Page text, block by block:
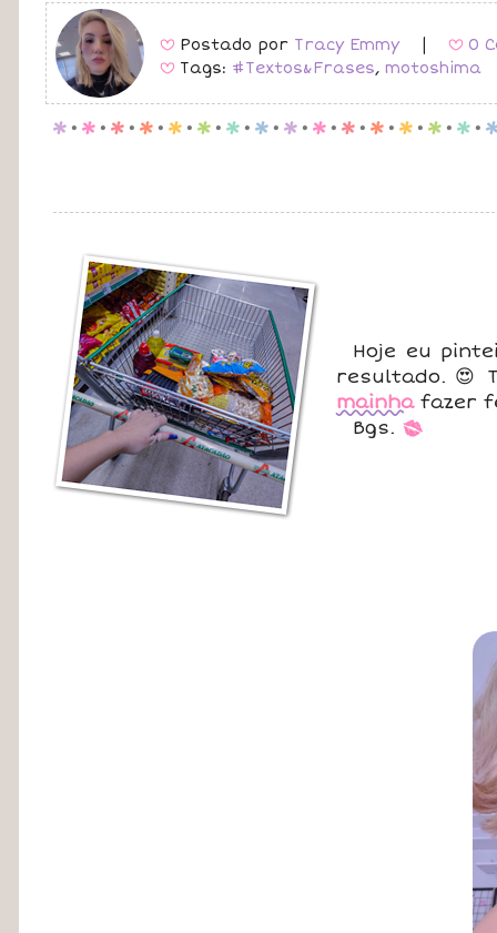
B Postado por Tracy Emmy B 0
B Tags: #Textos&Frases, motoshima
p . p . p . p . p . p . p . p . p . p . p . p . p . p . p .
Hoje eu
resultado. 😍
mainhafazer
Bgs. *